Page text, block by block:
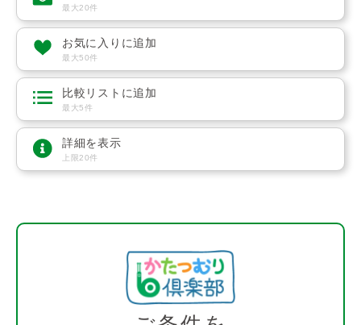
最大20件
お気に入りに追加
最大50件
比較リストに追加
最大5件
詳細を表示
上限20件